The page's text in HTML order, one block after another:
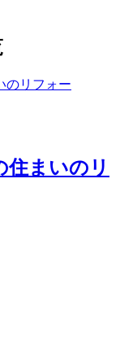
まいのリ